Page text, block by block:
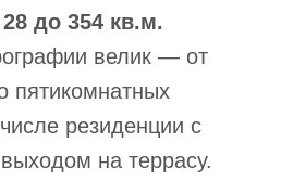
до 354 кв.м.
велик — от
пятикомнатных
резиденции с
на террасу.